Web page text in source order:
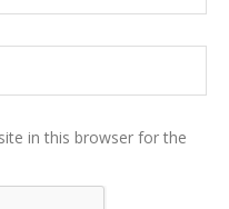
in this browser for the